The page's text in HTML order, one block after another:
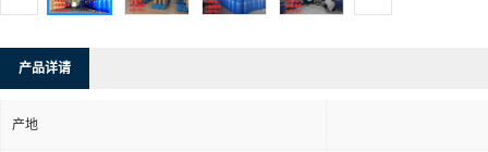
产品详请
产地